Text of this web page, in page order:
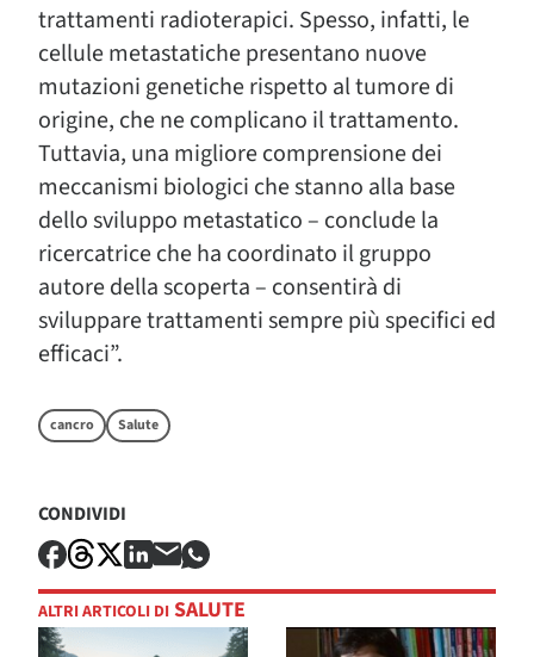
trattamenti radioterapici. Spesso, infatti, le
cellule metastatiche presentano nuove
mutazioni genetiche rispetto al tumore di
origine, che ne complicano il trattamento.
Tuttavia, una migliore comprensione dei
meccanismi biologici che stanno alla base
dello sviluppo metastatico – conclude la
ricercatrice che ha coordinato il gruppo
autore della scoperta – consentirà di
sviluppare trattamenti sempre più specifici ed
efficaci”.
cancro Salute
CONDIVIDI
ALTRI ARTICOLI DI SALUTE